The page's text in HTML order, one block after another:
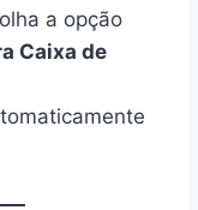
a opção
Caixa de